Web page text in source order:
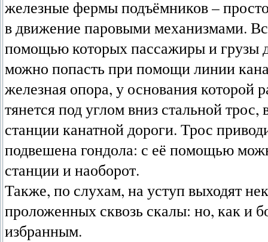
железные фермы подъёмников –
в движение паровыми механизмами.
помощью которых пассажиры и грузы
можно попасть при помощи линии
железная опора, у основания
тянется под углом вниз стальной
станции канатной дороги. Трос
подвешена гондола: с её помощью
станции и наоборот.
Также, по слухам, на уступ выходят
проложенных сквозь скалы: но, как и
избранным.